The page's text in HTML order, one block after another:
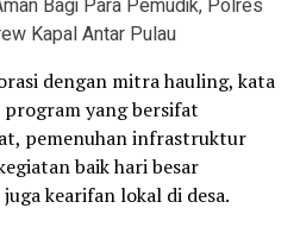
Bagi Para Pemudik, Polres
Kapal Antar Pulau
dengan mitra hauling, kata
yang bersifat
pemenuhan infrastruktur
baik hari besar
kearifan lokal di desa.